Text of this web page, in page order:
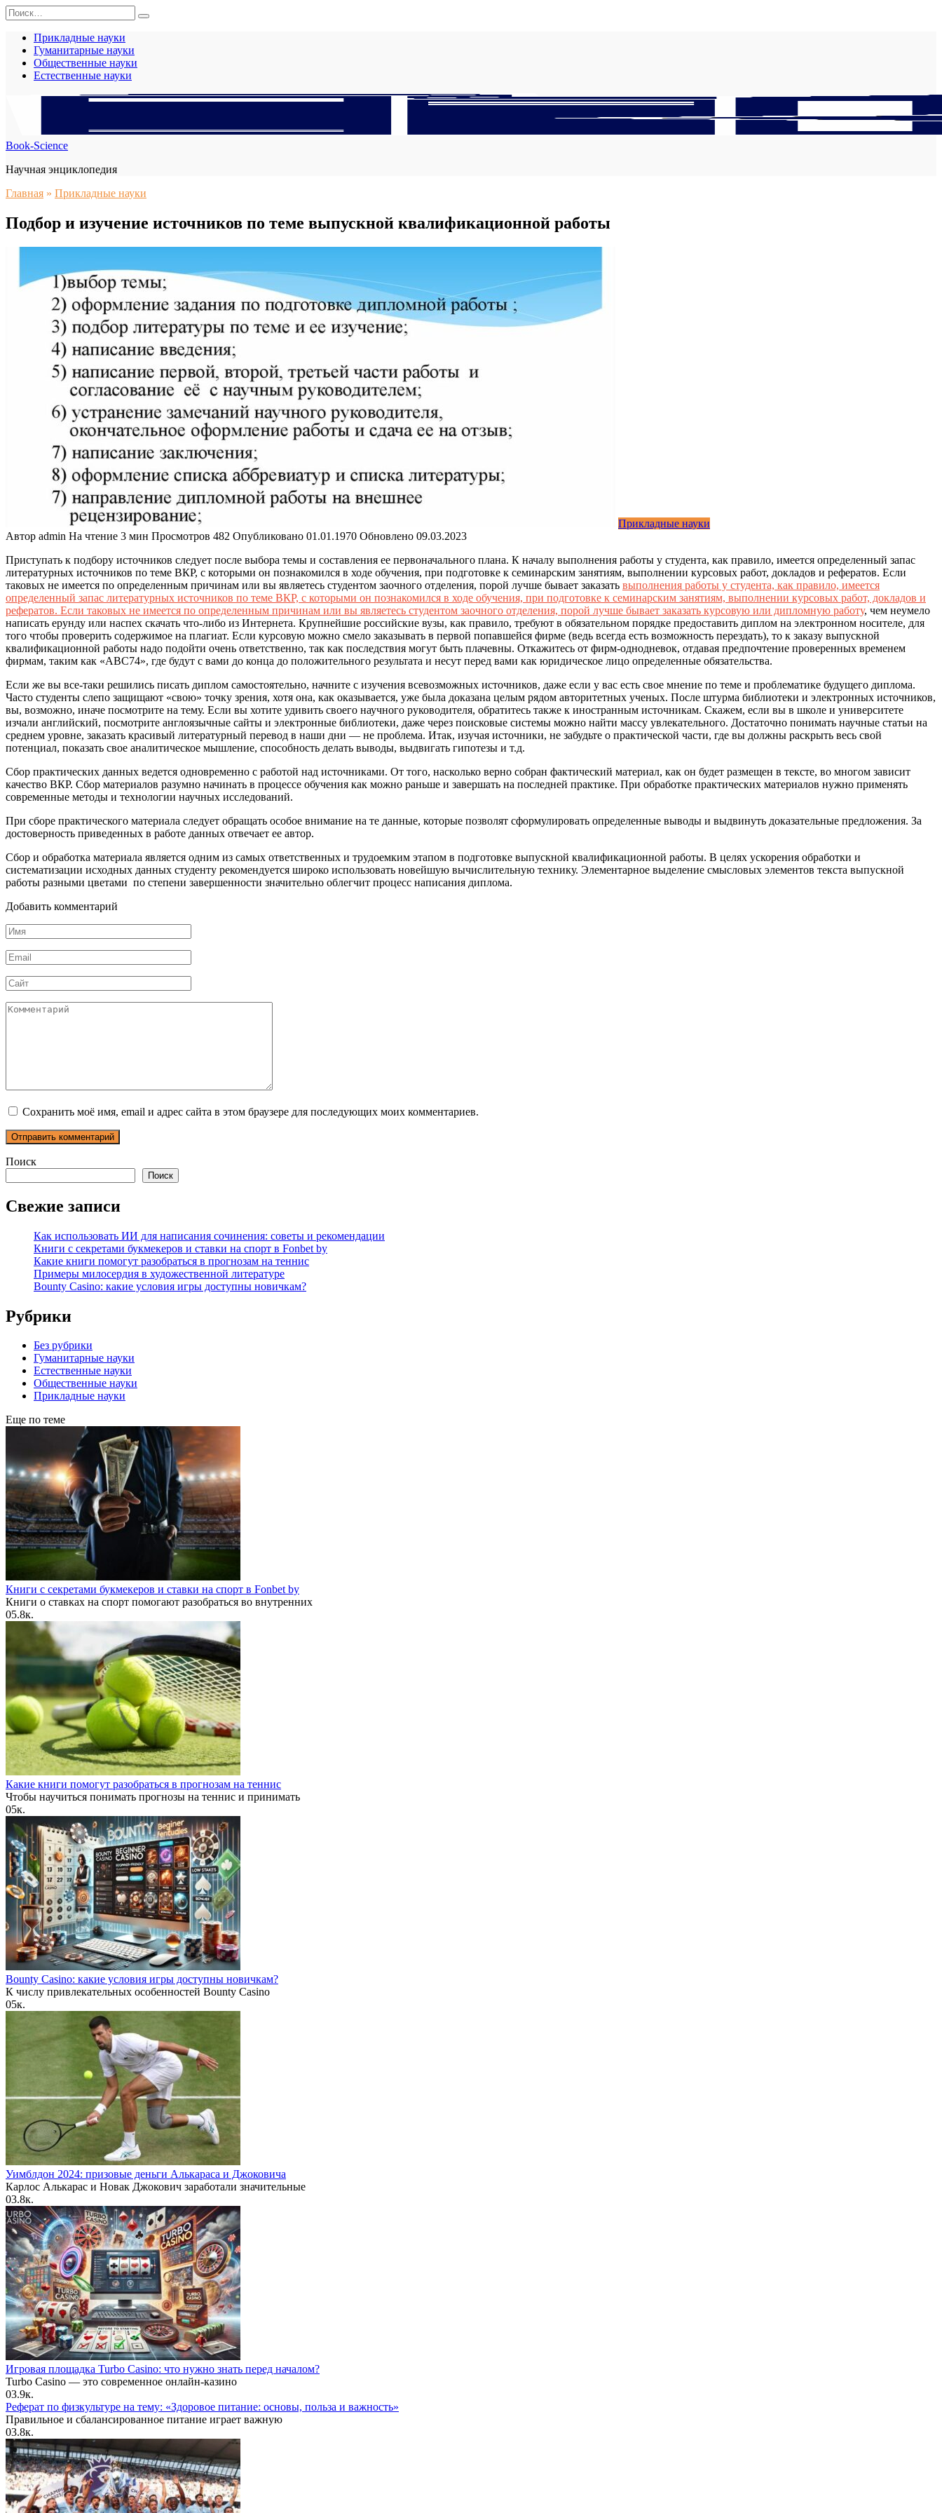
Перейти
к
содержанию
Search
for:
Прикладные науки
Гуманитарные науки
Общественные науки
Естественные науки
Book-Science
Научная энциклопедия
Главная » Прикладные науки
Подбор и изучение источников по теме выпускной квалификационной работы
Прикладные науки
Автор admin На чтение 3 мин Просмотров 482 Опубликовано 01.01.1970 Обновлено 09.03.2023
Приступать к подбору источников следует после выбора темы и составления ее первоначального плана. К началу выполнения работы у студента, как правило, имеется определенный запас
литературных источников по теме ВКР, с которыми он познакомился в ходе обучения, при подготовке к семинарским занятиям, выполнении курсовых работ, докладов и рефератов. Если
таковых не имеется по определенным причинам или вы являетесь студентом заочного отделения, порой лучше бывает заказать выполнения работы у студента, как правило, имеется
определенный запас литературных источников по теме ВКР, с которыми он познакомился в ходе обучения, при подготовке к семинарским занятиям, выполнении курсовых работ, докладов и
рефератов. Если таковых не имеется по определенным причинам или вы являетесь студентом заочного отделения, порой лучше бывает заказать курсовую или дипломную работу, чем неумело
написать ерунду или наспех скачать что-либо из Интернета. Крупнейшие российские вузы, как правило, требуют в обязательном порядке предоставить диплом на электронном носителе, для
того чтобы проверить содержимое на плагиат. Если курсовую можно смело заказывать в первой попавшейся фирме (ведь всегда есть возможность перездать), то к заказу выпускной
квалификационной работы надо подойти очень ответственно, так как последствия могут быть плачевны. Откажитесь от фирм-однодневок, отдавая предпочтение проверенных временем
фирмам, таким как «ABC74», где будут с вами до конца до положительного результата и несут перед вами как юридическое лицо определенные обязательства.
Если же вы все-таки решились писать диплом самостоятельно, начните с изучения всевозможных источников, даже если у вас есть свое мнение по теме и проблематике будущего диплома.
Часто студенты слепо защищают «свою» точку зрения, хотя она, как оказывается, уже была доказана целым рядом авторитетных ученых. После штурма библиотеки и электронных источников,
вы, возможно, иначе посмотрите на тему. Если вы хотите удивить своего научного руководителя, обратитесь также к иностранным источникам. Скажем, если вы в школе и университете
изчали английский, посмотрите англоязычные сайты и электронные библиотеки, даже через поисковые системы можно найти массу увлекательного. Достаточно понимать научные статьи на
среднем уровне, заказать красивый литературный перевод в наши дни — не проблема. Итак, изучая источники, не забудьте о практической части, где вы должны раскрыть весь свой
потенциал, показать свое аналитическое мышление, способность делать выводы, выдвигать гипотезы и т.д.
Сбор практических данных ведется одновременно с работой над источниками. От того, насколько верно собран фак­тический материал, как он будет размещен в тексте, во многом зависит
качество ВКР. Сбор материалов разумно начинать в процессе обучения как можно раньше и завершать на по­следней практике. При обработке практических материалов нужно применять
современные методы и технологии научных исследований.
При сборе практического материала следует обращать особое вни­мание на те данные, которые позволят сформулировать определенные вы­воды и выдвинуть доказательные предложения. За
достоверность приве­денных в работе данных отвечает ее автор.
Сбор и обработка материала является одним из самых от­ветственных и трудоемким этапом в подготовке выпускной квалификационной работы. В целях ускорения обработки и
систематизации исходных данных студенту реко­мендуется широко использовать новейшую вычислительную технику. Элементарное выделение смысловых элементов текста выпускной
работы разными цветами по степени завершенности значительно облегчит процесс написания диплома.
Добавить комментарий
Имя
*
Email
*
Сайт
Комментарий
Сохранить моё имя, email и адрес сайта в этом браузере для последующих моих комментариев.
Поиск
Поиск
Свежие записи
Как использовать ИИ для написания сочинения: советы и рекомендации
Книги с секретами букмекеров и ставки на спорт в Fonbet by
Какие книги помогут разобраться в прогнозам на теннис
Примеры милосердия в художественной литературе
Bounty Casino: какие условия игры доступны новичкам?
Рубрики
Без рубрики
Гуманитарные науки
Естественные науки
Общественные науки
Прикладные науки
Еще по теме
Книги с секретами букмекеров и ставки на спорт в Fonbet by
Книги о ставках на спорт помогают разобраться во внутренних
05.8к.
Какие книги помогут разобраться в прогнозам на теннис
Чтобы научиться понимать прогнозы на теннис и принимать
05к.
Bounty Casino: какие условия игры доступны новичкам?
К числу привлекательных особенностей Bounty Casino
05к.
Уимблдон 2024: призовые деньги Алькараса и Джоковича
Карлос Алькарас и Новак Джокович заработали значительные
03.8к.
Игровая площадка Turbo Casino: что нужно знать перед началом?
Turbo Casino — это современное онлайн-казино
03.9к.
Реферат по физкультуре на тему: «Здоровое питание: основы, польза и важность»
Правильное и сбалансированное питание играет важную
03.8к.